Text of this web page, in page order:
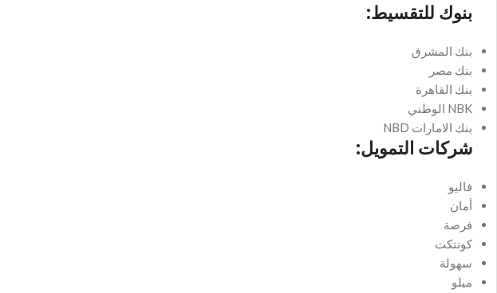
بنوك للتقسيط:
بنك المشرق
بنك مصر
بنك القاهرة
NBK الوطني
بنك الامارات NBD
شركات التمويل:
فاليو
أمان
فرصة
كونتكت
سهولة
ميلو